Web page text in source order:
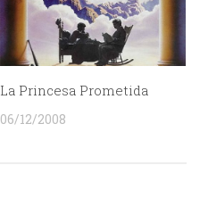
La Princesa Prometida
06/12/2008